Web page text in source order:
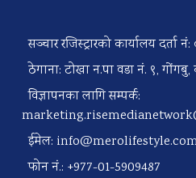
सञ्चार रजिस्ट्रारको कार्यालय दर्ता
ठेगाना: टोखा न.पा वडा नं. ९, गोंगबु,
विज्ञापनका लागि सम्पर्क:
ईमेल:
फोन नं.: +977-01-5909487